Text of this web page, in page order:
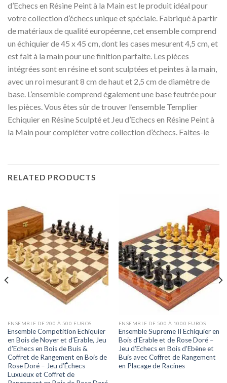
d’Echecs en Résine Peint à la Main est le produit idéal pour
votre collection d’échecs unique et spéciale. Fabriqué à partir
de matériaux de qualité européenne, cet ensemble comprend
un échiquier de 45 x 45 cm, dont les cases mesurent 4,5 cm, et
est fait à la main pour une finition parfaite. Les pièces
intégrées sont en résine et sont sculptées et peintes à la main,
avec un roi mesurant 8 cm de haut et 2,5 cm de diamètre de
base. L’ensemble comprend également une base feutrée pour
les pièces. Vous êtes sûr de trouver l’ensemble Templier
Echiquier en Résine Sculpté et Jeu d’Echecs en Résine Peint à
la Main pour compléter votre collection d’échecs. Faites-le
RELATED PRODUCTS
ENSEMBLE DE 200 À 500 EUROS
Ensemble Competition Echiquier
en Bois de Noyer et d’Erable, Jeu
d’Echecs en Bois de Buis &
Coffret de Rangement en Bois de
Rose Doré – Jeu d’Échecs
Luxueux et Coffret de
ENSEMBLE DE 500 À 1000 EUROS
Ensemble Supreme II Echiquier en
Bois d’Erable et de Rose Doré –
Jeu d’Echecs en Bois d’Ebène et
Buis avec Coffret de Rangement
en Placage de Racines